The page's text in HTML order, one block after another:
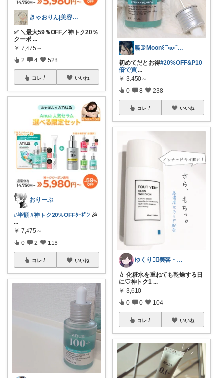
きゃおりん|美容好き3児ママ
✅ ＼最大59％OFF／神トク20％
クーポ ...
￥ 7,475～
2 4 528
コレ いいね
おりーぶ
#半額 #神トク20%OFFｸｰﾎﾟﾝ 🎉
...
￥ 7,475～
0 2 116
コレ いいね
暁🌛Moon꒰ ՞•ﻌ•՞ ꒱🐾
初めてだとお得#20%OFF&P10
倍で買 ...
￥ 3,450～
0 8 238
コレ いいね
ゆくり🐕‍🦺美容・便利雑貨🤍
💧 化粧水を重ねても乾燥する日
に♡神トク1 ...
￥ 3,610
0 0 104
コレ いいね